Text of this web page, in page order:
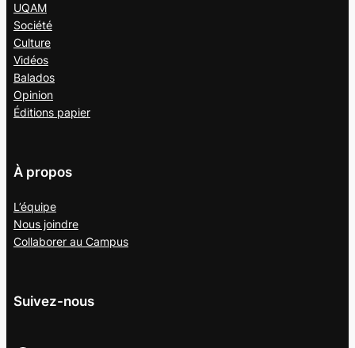
UQAM
Société
Culture
Vidéos
Balados
Opinion
Éditions papier
À propos
L’équipe
Nous joindre
Collaborer au Campus
Suivez-nous